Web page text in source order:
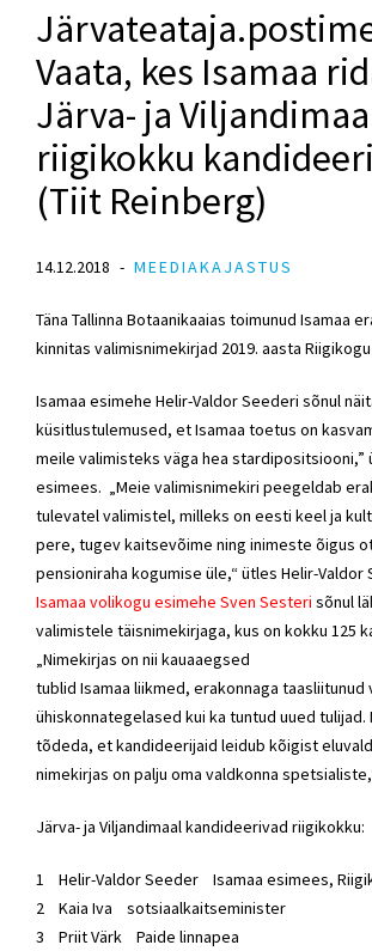
Vaata, kes Isamaa
Järva- ja
riigikokku
(Tiit Reinberg)
14.12.2018 MEEDIAKAJASTUS
Täna Tallinna Botaanikaaias toimunud Isamaa
kinnitas valimisnimekirjad 2019. aasta
Isamaa esimehe Helir-Valdor Seederi sõnul
küsitlustulemused, et Isamaa toetus on
meile valimisteks väga hea stardipositsiooni,”
esimees. „Meie valimisnimekiri peegeldab
tulevatel valimistel, milleks on eesti keel ja
pere, tugev kaitsevõime ning inimeste õigus
pensioniraha kogumise üle,“ ütles Helir-Valdor
Isamaa volikogu esimehe Sven Sesteri sõnul
valimistele täisnimekirjaga, kus on kokku 125
„Nimekirjas on nii kauaaegsed
tublid Isamaa liikmed, erakonnaga taasliitunud
ühiskonnategelased kui ka tuntud uued tulijad.
tõdeda, et kandideerijaid leidub kõigist
nimekirjas on palju oma valdkonna
Järva- ja Viljandimaal kandideerivad riigikokku:
1 Helir-Valdor Seeder Isamaa esimees,
2 Kaia Iva sotsiaalkaitseminister
3 Priit Värk Paide linnapea